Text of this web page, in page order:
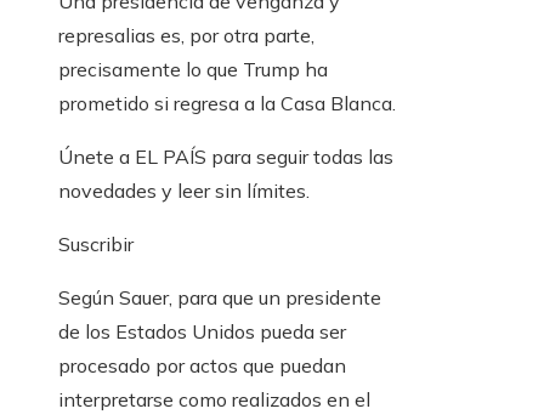
represalias es, por otra parte,
precisamente lo que Trump ha
prometido si regresa a la Casa Blanca.
Únete a EL PAÍS para seguir todas las
novedades y leer sin límites.
Suscribir
Según Sauer, para que un presidente
de los Estados Unidos pueda ser
procesado por actos que puedan
interpretarse como realizados en el